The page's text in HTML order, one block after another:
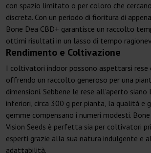
con spazio limitato o per coloro che
discreta. Con un periodo di fioritura di
Bone Dea CBD+ garantisce un raccolto
ottimi risultati in un lasso di tempo
Rendimento e Coltivazione
I coltivatori indoor possono aspettarsi rese
offrendo un raccolto generoso per una
dimensioni. Sebbene le rese all'aperto siano
inferiori, circa 300 g per pianta, la qualità
gemme compensano i numeri modesti.
Vision Seeds è perfetta sia per coltivatori
esperti grazie alla sua natura indulgente e
adattabilità.